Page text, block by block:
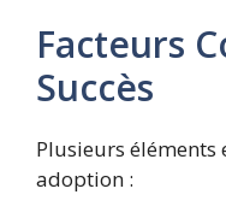
Facteurs
Succès
Plusieurs
adoption :